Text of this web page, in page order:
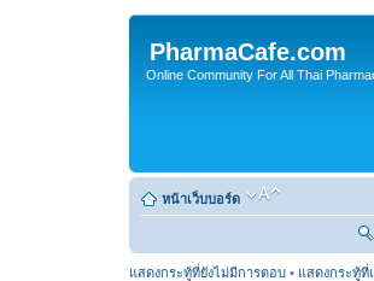
PharmaCafe.com
Online Community For All Thai
หน้าเว็บบอร์ด
แสดงกระทู้ที่ยังไม่มีการตอบ • แสดงกระทู้ที่